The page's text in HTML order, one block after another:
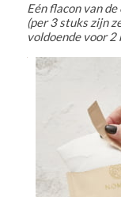
Eén flacon van
(per 3 stuks zijn
voldoende voor 2